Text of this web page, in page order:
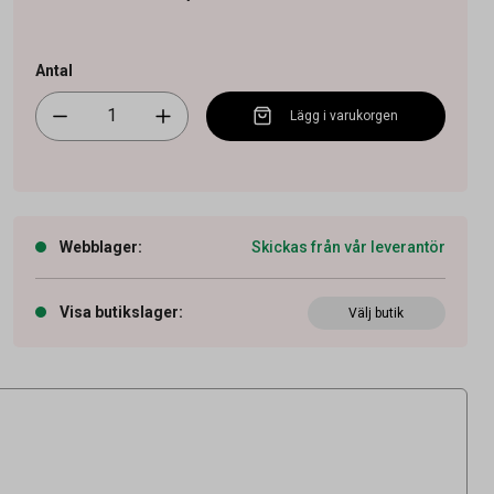
Antal
Lägg i varukorgen
Webblager: Skickas från vår leverantör
Visa butikslager: Välj butik